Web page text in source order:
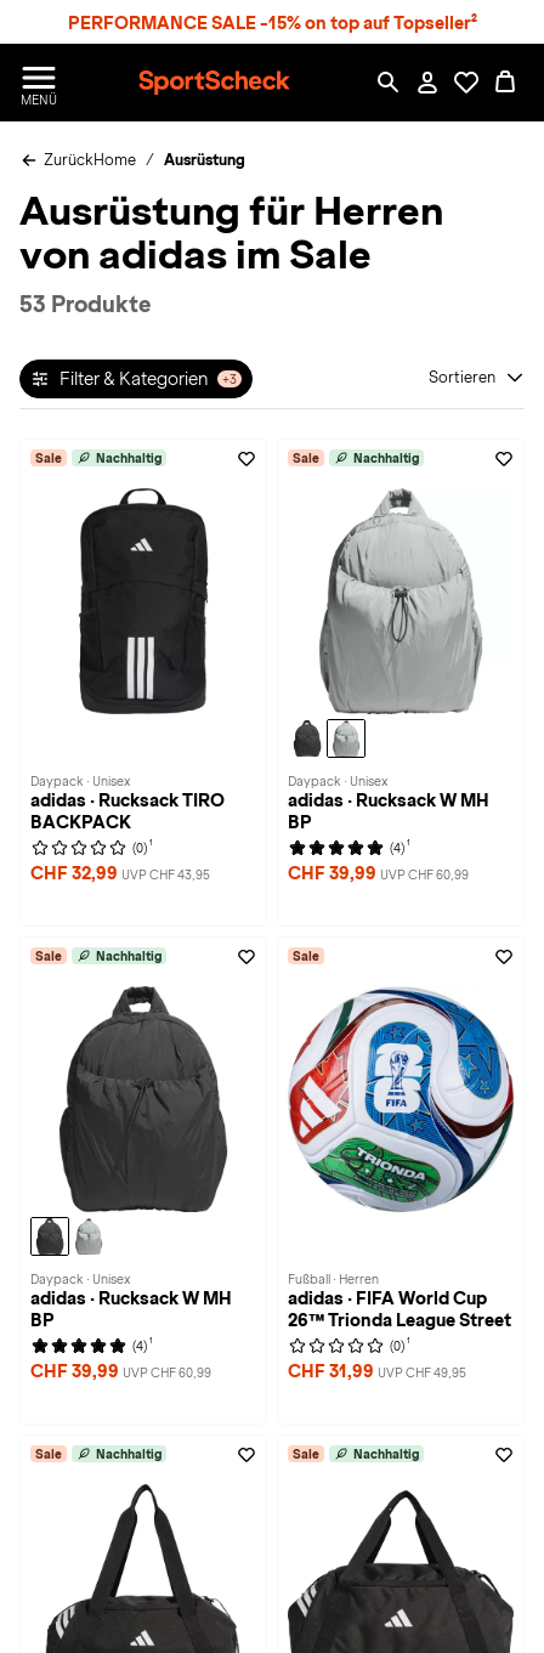
PERFORMANCE SALE -15% on top auf Topseller²
MENÜ
p
r
S
h
c
ZurückHome Ausrüstung
Ausrüstung für Herren
von adidas im Sale
53 Produkte
Filter & Kategorien +3 Sortieren
Sale Nachhaltig
Daypack · Unisex
adidas · Rucksack TIRO
BACKPACK
(0) 1
CHF 32,99 UVP CHF 43,95
Sale Nachhaltig
Daypack · Unisex
adidas · Rucksack W MH
BP
(4) 1
CHF 39,99 UVP CHF 60,99
Sale Nachhaltig
Daypack · Unisex
adidas · Rucksack W MH
BP
(4) 1
CHF 39,99 UVP CHF 60,99
Sale
Fußball · Herren
adidas · FIFA World Cup
26™ Trionda League Street
(0) 1
CHF 31,99 UVP CHF 49,95
Sale Nachhaltig Sale Nachhaltig